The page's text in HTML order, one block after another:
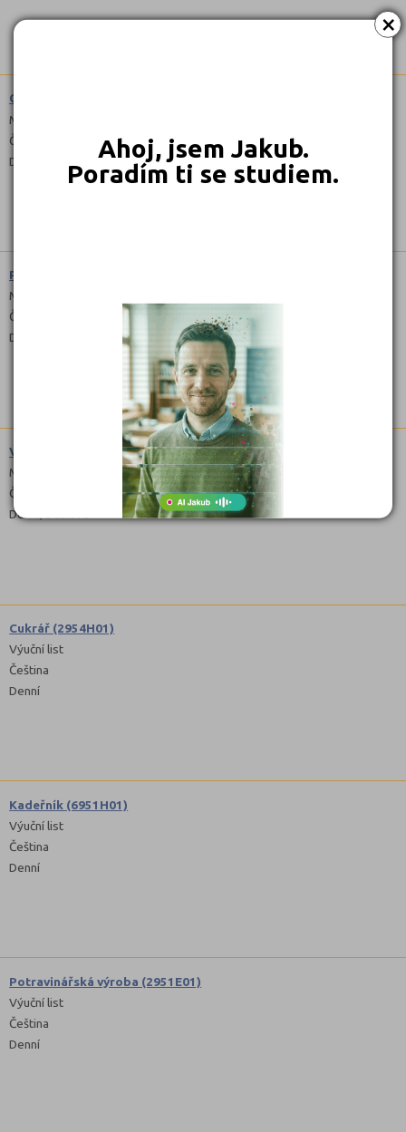
×
Ahoj, jsem Jakub.
Poradím ti se studiem.
Obchodník (6641L01)
Maturitní
Čeština
Denní
Podnikání (6441L51)
Maturitní
Čeština
Denní, Dálkové
Vlasová kosmetika (6941L52)
Maturitní
Čeština
Denní, Dálkové
Cukrář (2954H01)
Výuční list
Čeština
Denní
Kadeřník (6951H01)
Výuční list
Čeština
Denní
Potravinářská výroba (2951E01)
Výuční list
Čeština
Denní